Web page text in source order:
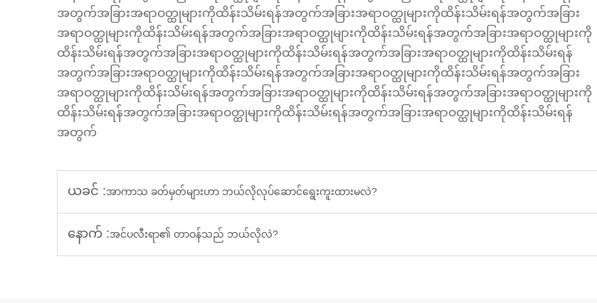
အတွက်အခြားအရာဝတ္ထုများကိုထိန်းသိမ်းရန်အတွက်အခြားအရာဝတ္ထုများကိုထိန်းသိမ်းရန်အတွက်အခြား
အရာဝတ္ထုများကိုထိန်းသိမ်းရန်အတွက်အခြားအရာဝတ္ထုများကိုထိန်းသိမ်းရန်အတွက်အခြားအရာဝတ္ထုများကို
ထိန်းသိမ်းရန်အတွက်အခြားအရာဝတ္ထုများကိုထိန်းသိမ်းရန်အတွက်အခြားအရာဝတ္ထုများကိုထိန်းသိမ်းရန်
အတွက်အခြားအရာဝတ္ထုများကိုထိန်းသိမ်းရန်အတွက်အခြားအရာဝတ္ထုများကိုထိန်းသိမ်းရန်အတွက်အခြား
အရာဝတ္ထုများကိုထိန်းသိမ်းရန်အတွက်အခြားအရာဝတ္ထုများကိုထိန်းသိမ်းရန်အတွက်အခြားအရာဝတ္ထုများကို
ထိန်းသိမ်းရန်အတွက်အခြားအရာဝတ္ထုများကိုထိန်းသိမ်းရန်အတွက်အခြားအရာဝတ္ထုများကိုထိန်းသိမ်းရန်
အတွက်
ယခင် :အာကာသ ခတ်မှတ်များဟာ ဘယ်လိုလုပ်ဆောင်ရွေးကူးထားမလဲ?
နောက် :အင်ပလီးရာ၏ တာဝန်သည် ဘယ်လိုလဲ?